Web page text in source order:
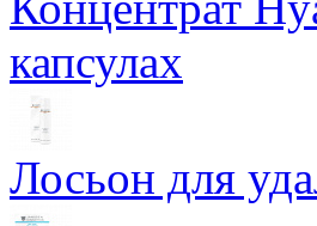
капсулах
Лосьон для